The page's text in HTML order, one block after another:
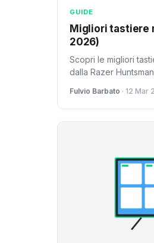
GUIDE
Migliori tastiere
2026)
Scopri le migliori
dalla Razer
pro/contro e consigli.
Fulvio Barbato · 12 Mar